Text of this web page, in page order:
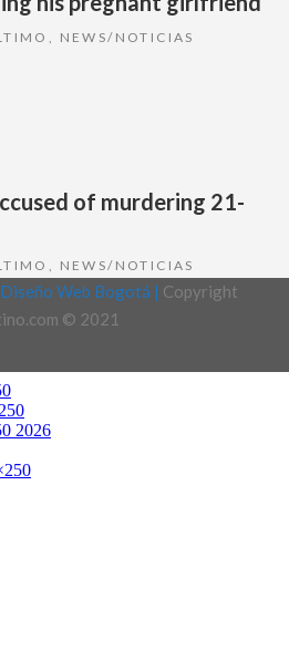
, NEWS/NOTICIAS
of murdering 21-
, NEWS/NOTICIAS
Web Bogotá | Copyright
© 2021